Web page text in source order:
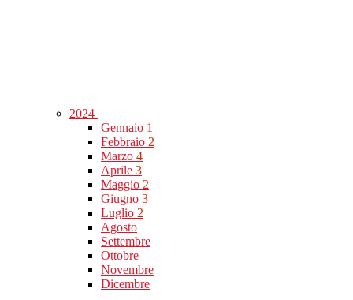
2024
Gennaio 1
Febbraio 2
Marzo 4
Aprile 3
Maggio 2
Giugno 3
Luglio 2
Agosto
Settembre
Ottobre
Novembre
Dicembre